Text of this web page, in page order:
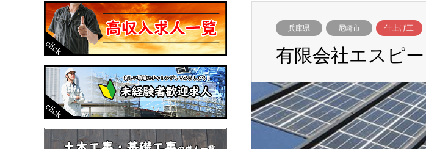
兵庫県 尼崎市 仕上げ工
有限会社エスピ